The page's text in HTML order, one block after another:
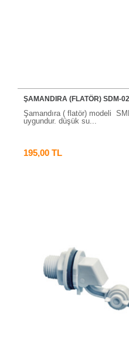
ŞAMANDIRA (FLATÖR) SDM-
Şamandıra ( flatör) modeli
uygundur. düşük su...
195,00 TL